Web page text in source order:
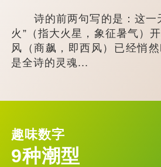
诗的前两句写的是：这一
火”（指大火星，象征暑气）
风（商飙，即西风）已经悄
是全诗的灵魂...
趣味数字
9种潮型